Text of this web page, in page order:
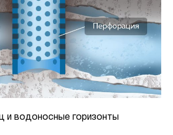
и водоносные горизонты